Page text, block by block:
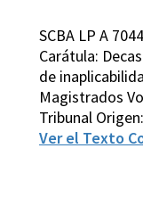
SCBA LP A
Carátula:
de
Magistrados
Tribunal
Ver el Texto